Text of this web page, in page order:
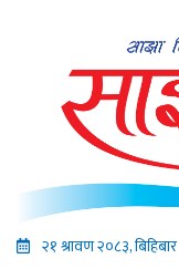
२१ श्रावण २०८३, बिहिबार